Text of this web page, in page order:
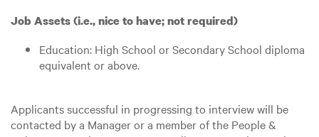
Job Assets (i.e., nice to have; not required)
Education: High School or Secondary School diploma
equivalent or above.
Applicants successful in progressing to interview will be
contacted by a Manager or a member of the People &